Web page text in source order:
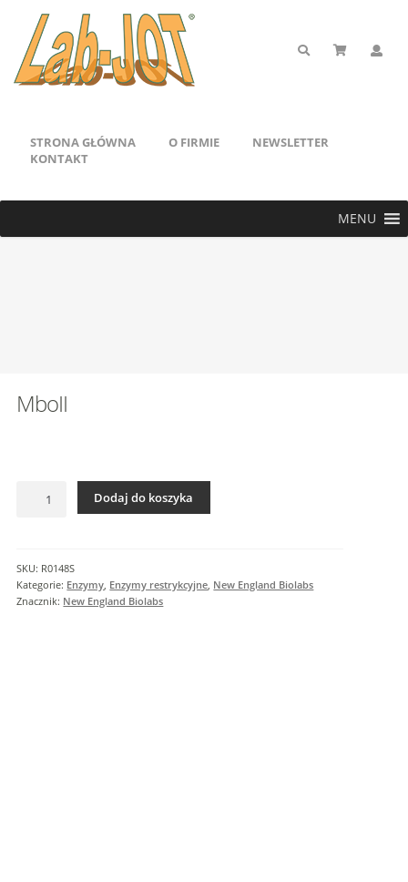
STRONA GŁÓWNA O FIRMIE
NEWSLETTER
KONTAKT
MENU
MboII
MboII
Dodaj do koszyka
SKU: R0148S
Kategorie: Enzymy Enzymy restrykcyjne New England Biolabs
Znacznik: New England Biolabs